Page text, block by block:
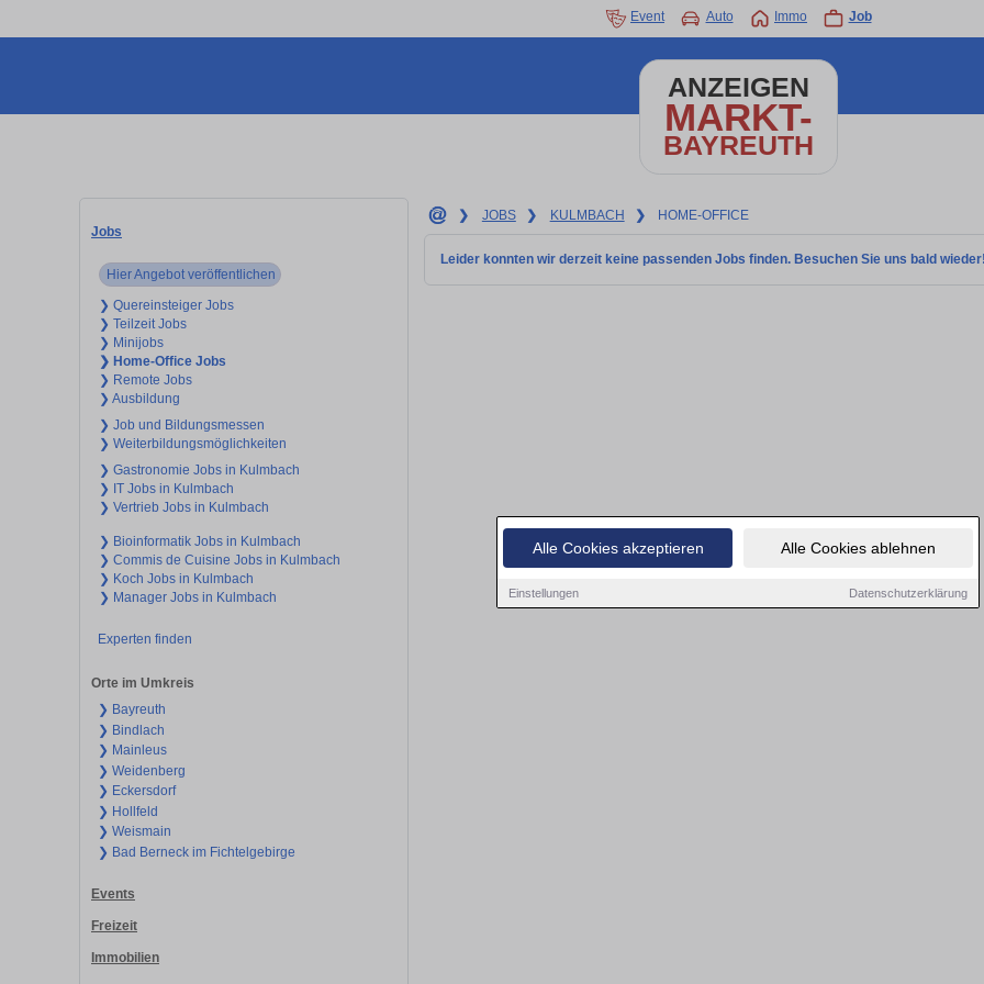
Alle Cookies akzeptieren Alle Cookies ablehnen
Einstellungen Datenschutzerklärung
Event Auto Immo Job
ANZEIGEN
MARKT-
BAYREUTH
Jobs
Hier Angebot veröffentlichen
❯ Quereinsteiger Jobs
❯ Teilzeit Jobs
❯ Minijobs
❯ Home-Office Jobs
❯ Remote Jobs
❯ Ausbildung
❯ Job und Bildungsmessen
❯ Weiterbildungsmöglichkeiten
❯ Gastronomie Jobs in Kulmbach
❯ IT Jobs in Kulmbach
❯ Vertrieb Jobs in Kulmbach
❯ Bioinformatik Jobs in Kulmbach
❯ Commis de Cuisine Jobs in Kulmbach
❯ Koch Jobs in Kulmbach
❯ Manager Jobs in Kulmbach
Experten finden
Orte im Umkreis
❯ Bayreuth
❯ Bindlach
❯ Mainleus
❯ Weidenberg
❯ Eckersdorf
❯ Hollfeld
❯ Weismain
❯ Bad Berneck im Fichtelgebirge
Events
Freizeit
Immobilien
❯ JOBS ❯ KULMBACH ❯ HOME-OFFICE
Leider konnten wir derzeit keine passenden Jobs finden. Besuchen Sie uns bald